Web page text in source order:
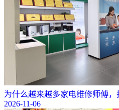
为什么越来越多家电维修师傅，
2026-11-06